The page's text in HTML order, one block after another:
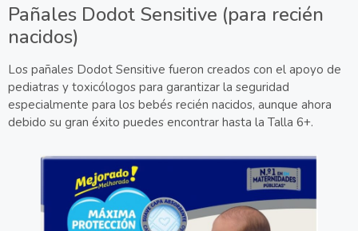
Pañales Dodot Sensitive (para recién
nacidos)
Los pañales Dodot Sensitive fueron creados con el apoyo de
pediatras y toxicólogos para garantizar la seguridad
especialmente para los bebés recién nacidos, aunque ahora
debido su gran éxito puedes encontrar hasta la Talla 6+.